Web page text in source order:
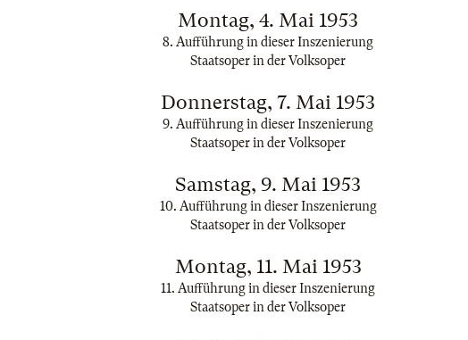
Montag, 4. Mai 1953
8. Aufführung in dieser Inszenierung
Staatsoper in der Volksoper
Donnerstag, 7. Mai 1953
9. Aufführung in dieser Inszenierung
Staatsoper in der Volksoper
Samstag, 9. Mai 1953
10. Aufführung in dieser Inszenierung
Staatsoper in der Volksoper
Montag, 11. Mai 1953
11. Aufführung in dieser Inszenierung
Staatsoper in der Volksoper